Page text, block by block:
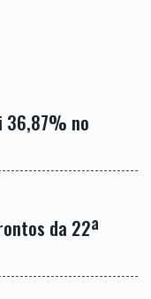
36,87% no
da 22ª